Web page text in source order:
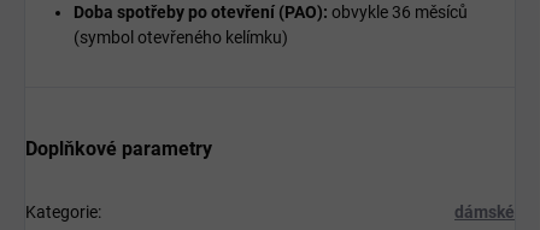
Doba spotřeby po otevření (PAO): obvykle 36 měsíců
(symbol otevřeného kelímku)
Doplňkové parametry
Kategorie: dámské